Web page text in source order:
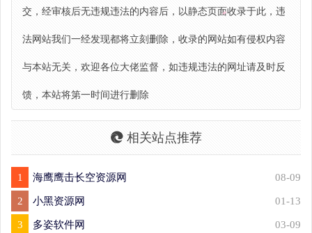
交，经审核后无违规违法的内容后，以静态页面收录于此，违
法网站我们一经发现都将立刻删除，收录的网站如有侵权内容
与本站无关，欢迎各位大佬监督，如违规违法的网址请及时反
馈，本站将第一时间进行删除
相关站点推荐
1 海鹰鹰击长空资源网 08-09
2 小黑资源网 01-13
3 多姿软件网 03-09